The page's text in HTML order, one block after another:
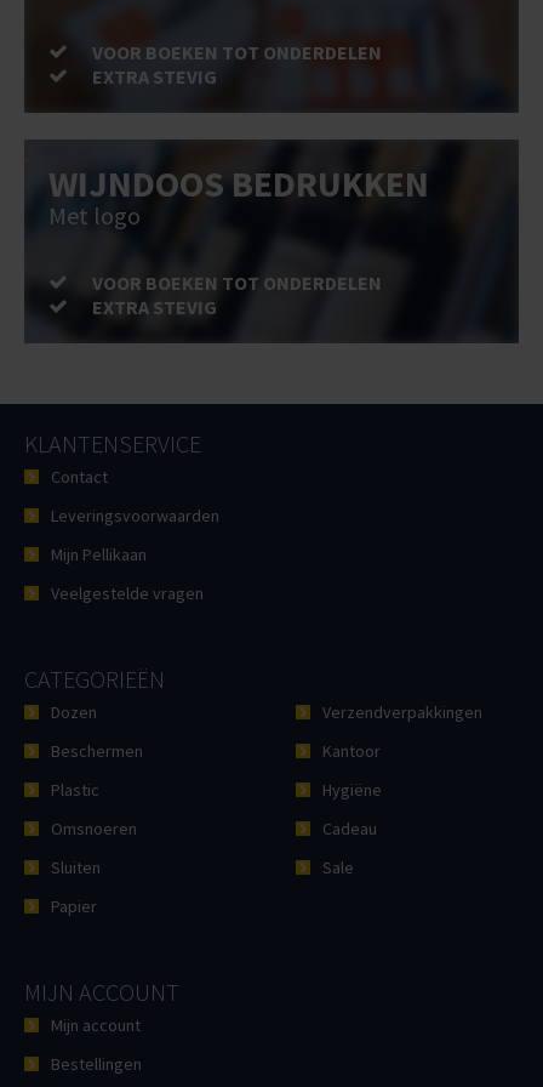
VOOR BOEKEN TOT ONDERDELEN
EXTRA STEVIG
WIJNDOOS BEDRUKKEN
Met logo
VOOR BOEKEN TOT ONDERDELEN
EXTRA STEVIG
KLANTENSERVICE
Contact
Leveringsvoorwaarden
Mijn Pellikaan
Veelgestelde vragen
CATEGORIEËN
Dozen
Beschermen
Plastic
Omsnoeren
Sluiten
Papier
Verzendverpakkingen
Kantoor
Hygiëne
Cadeau
Sale
MIJN ACCOUNT
Mijn account
Bestellingen